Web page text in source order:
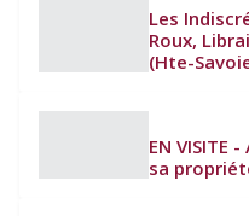
Les
Roux,
(Hte-
EN VISITE
sa